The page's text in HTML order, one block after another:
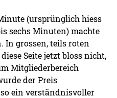
(ursprünglich hiess
sechs Minuten) machte
In grossen, teils roten
Seite jetzt bloss nicht,
Mitgliederbereich
der Preis
ein verständnisvoller